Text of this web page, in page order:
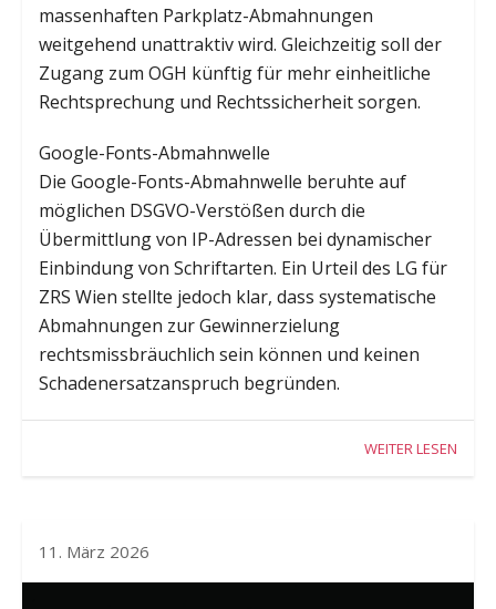
massenhaften Parkplatz-Abmahnungen
weitgehend unattraktiv wird. Gleichzeitig soll der
Zugang zum OGH künftig für mehr einheitliche
Rechtsprechung und Rechtssicherheit sorgen.
Google-Fonts-Abmahnwelle
Die Google-Fonts-Abmahnwelle beruhte auf
möglichen DSGVO-Verstößen durch die
Übermittlung von IP-Adressen bei dynamischer
Einbindung von Schriftarten. Ein Urteil des LG für
ZRS Wien stellte jedoch klar, dass systematische
Abmahnungen zur Gewinnerzielung
rechtsmissbräuchlich sein können und keinen
Schadenersatzanspruch begründen.
WEITER LESEN
11. März 2026